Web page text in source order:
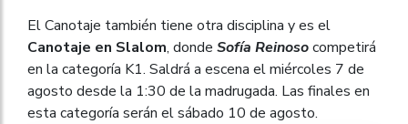
El Canotaje también tiene otra disciplina y es el
Canotaje en Slalom, donde Sofía Reinosocompetirá
en la categoría K1. Saldrá a escena el miércoles 7 de
agosto desde la 1:30 de la madrugada. Las finales en
esta categoría serán el sábado 10 de agosto.